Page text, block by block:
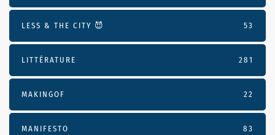
LESS & THE CITY 😈 53
LITTÉRATURE 281
MAKINGOF 22
MANIFESTO 83